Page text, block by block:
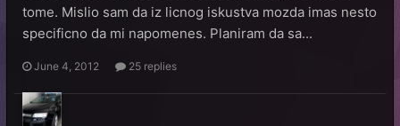
tome. Mislio sam da iz licnog iskustva mozda imas nesto
specificno da mi napomenes. Planiram da sa...
June 4, 2012 25 replies